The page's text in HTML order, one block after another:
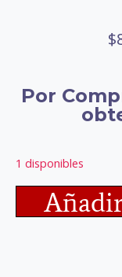
$
Por
1 disponibles